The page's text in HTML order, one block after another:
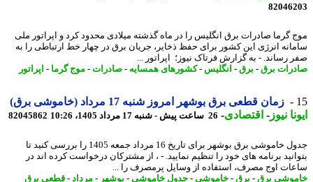
گرما صادرات برق انگلیس را در ماه گذشته میلادی محدود کرد و اپراتور ملی
انرژی این کشور برای حفظ ذخایر، جریان برق در چهار خط ارتباطی را به
رساند. - به گزارش فرتاک نیوز؛ اپراتور ...
برق - برق - انگلیس-کشورهای همسایه-صادرات- موج گرما- اپراتور
زمان قطعی برق بوشهر امروز شنبه 17 مرداد (خاموشی برق)
نیوز-اقتصادی-26 ساعت پیش - شنبه 17 مرداد 1405، 10:26 82045862
جدول خاموشی برق بوشهر برای تاریخ 16 مرداد جمعه 1405 را بررسی کنید تا
برنامه های خود را تنظیم نمایید. - ، از مشترکان درخواست کرده اند در
اوج مصرف، استفاده از وسایل پرمصرف را ...
برق - برق - خاموشی-جدول خاموشی-بوشهر-مرداد-قطعی برق